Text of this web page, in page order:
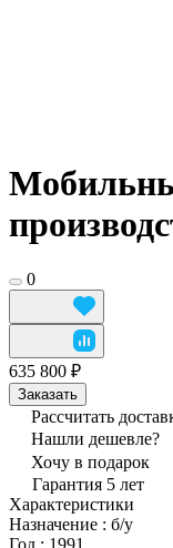
0
635 800 ₽
Заказать
Рассчитать
Нашли дешевле?
Хочу в подарок
Гарантия 5 лет
Характеристики
Назначение : б/у
Год : 1991